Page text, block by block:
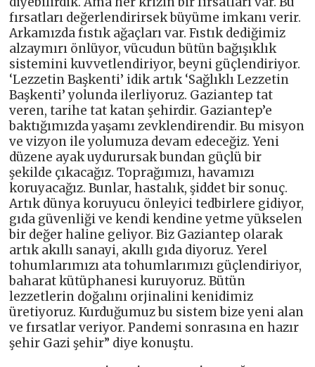
fırsatları değerlendirirsek büyüme imkanı verir.
Arkamızda fıstık ağaçları var. Fıstık dediğimiz
alzaymırı önlüyor, vücudun bütün bağışıklık
sistemini kuvvetlendiriyor, beyni güçlendiriyor.
‘Lezzetin Başkenti’ idik artık ‘Sağlıklı Lezzetin
Başkenti’ yolunda ilerliyoruz. Gaziantep tat
veren, tarihe tat katan şehirdir. Gaziantep’e
baktığımızda yaşamı zevklendirendir. Bu misyon
ve vizyon ile yolumuza devam edeceğiz. Yeni
düzene ayak uydurursak bundan güçlü bir
şekilde çıkacağız. Toprağımızı, havamızı
koruyacağız. Bunlar, hastalık, şiddet bir sonuç.
Artık dünya koruyucu önleyici tedbirlere gidiyor,
gıda güvenliği ve kendi kendine yetme yükselen
bir değer haline geliyor. Biz Gaziantep olarak
artık akıllı sanayi, akıllı gıda diyoruz. Yerel
tohumlarımızı ata tohumlarımızı güçlendiriyor,
baharat kütüphanesi kuruyoruz. Bütün
lezzetlerin doğalını orjinalini kenidimiz
üretiyoruz. Kurduğumuz bu sistem bize yeni alan
ve fırsatlar veriyor. Pandemi sonrasına en hazır
şehir Gazi şehir” diye konuştu.